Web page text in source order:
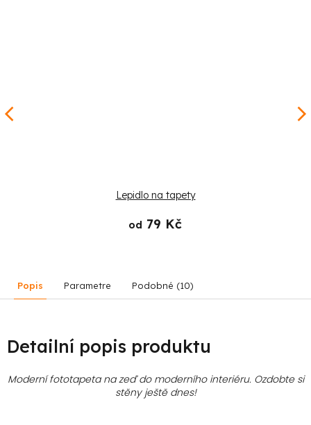
Lepidlo na tapety
od 79 Kč
Popis Parametre Podobné (10)
Detailní popis produktu
Moderní fototapeta na zeď do moderního interiéru. Ozdobte si
stěny ještě dnes!